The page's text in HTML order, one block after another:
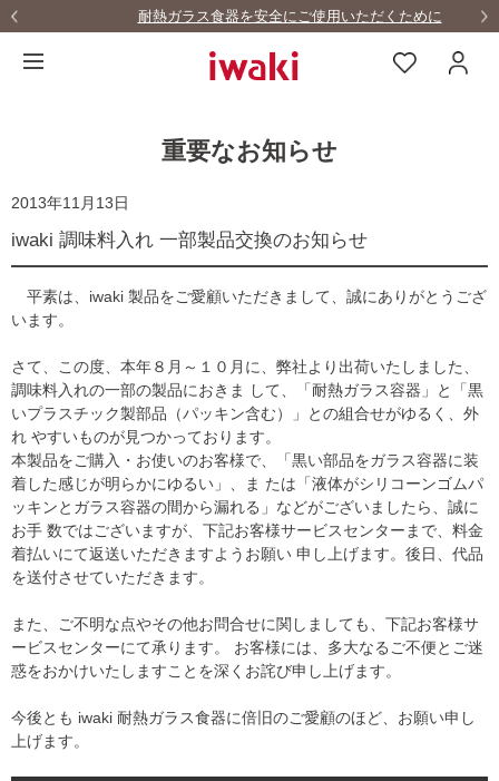
耐熱ガラス食器を安全にご使用いただくために
重要なお知らせ
2013年11月13日
iwaki 調味料入れ 一部製品交換のお知らせ
平素は、iwaki 製品をご愛顧いただきまして、誠にありがとうござ
います。
さて、この度、本年８月～１０月に、弊社より出荷いたしました、
調味料入れの一部の製品におきま して、「耐熱ガラス容器」と「黒
いプラスチック製部品（パッキン含む）」との組合せがゆるく、外
れ やすいものが見つかっております。
本製品をご購入・お使いのお客様で、「黒い部品をガラス容器に装
着した感じが明らかにゆるい」、ま たは「液体がシリコーンゴムパ
ッキンとガラス容器の間から漏れる」などがございましたら、誠に
お手 数ではございますが、下記お客様サービスセンターまで、料金
着払いにて返送いただきますようお願い 申し上げます。後日、代品
を送付させていただきます。
また、ご不明な点やその他お問合せに関しましても、下記お客様サ
ービスセンターにて承ります。 お客様には、多大なるご不便とご迷
惑をおかけいたしますことを深くお詫び申し上げます。
今後とも iwaki 耐熱ガラス食器に倍旧のご愛顧のほど、お願い申し
上げます。